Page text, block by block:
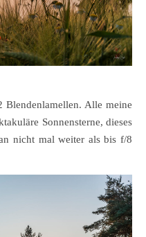
Blendenlamellen. Alle meine
Sonnensterne, dieses
nicht mal weiter als bis f/8